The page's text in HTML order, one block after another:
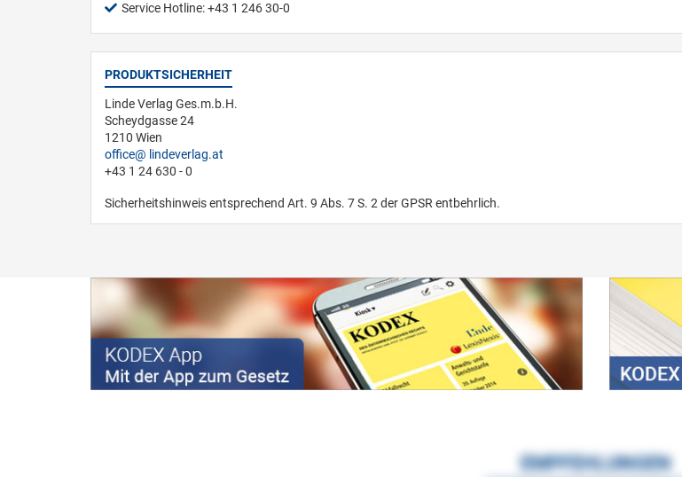
Service Hotline: +43 1 246 30-0
PRODUKTSICHERHEIT
Linde Verlag Ges.m.b.H.
Scheydgasse 24
1210 Wien
office
lindeverlag.at
+43 1 24 630 - 0
Sicherheitshinweis entsprechend Art. 9 Abs. 7 S. 2 der GPSR entbehrlich.
EMPFEHLUNGEN